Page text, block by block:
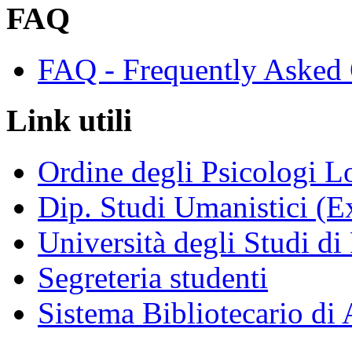
FAQ
FAQ - Frequently Asked
Link utili
Ordine degli Psicologi
Dip. Studi Umanistici
Università degli Studi di
Segreteria studenti
Sistema Bibliotecario di